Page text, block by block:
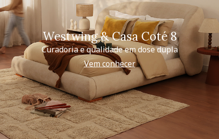
Westwing & Casa Coté 8
Curadoria e qualidade em dose dupla
Vem conhecer